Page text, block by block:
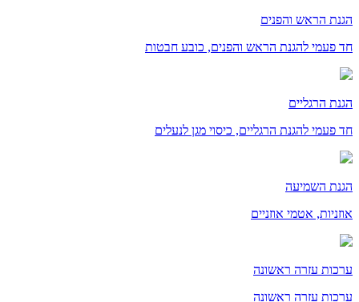
הגנת הראש והפנים
חד פעמי להגנת הראש והפנים, כובע חבטות
הגנת הרגליים
חד פעמי להגנת הרגליים, כיסוי מגן לנעלים
הגנת השמיעה
אוזניות, אטמי אוזניים
ערכות עזרה ראשונה
ערכות עזרה ראשונה